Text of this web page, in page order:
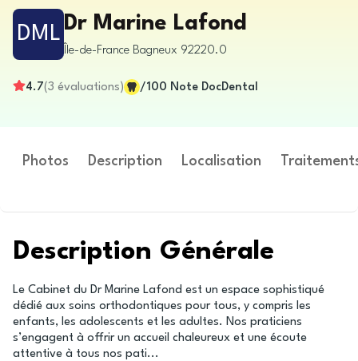
DML Dr Marine Lafond
Île-de-France Bagneux 92220.0
4.7(3 évaluations) /100 Note DocDental
Photos Description Localisation
Description Générale
Le Cabinet du Dr Marine Lafond est un espace sophistiqué
dédié aux soins orthodontiques pour tous, y compris les
enfants, les adolescents et les adultes. Nos praticiens
s’engagent à offrir un accueil chaleureux et une écoute
attentive à tous nos pati...